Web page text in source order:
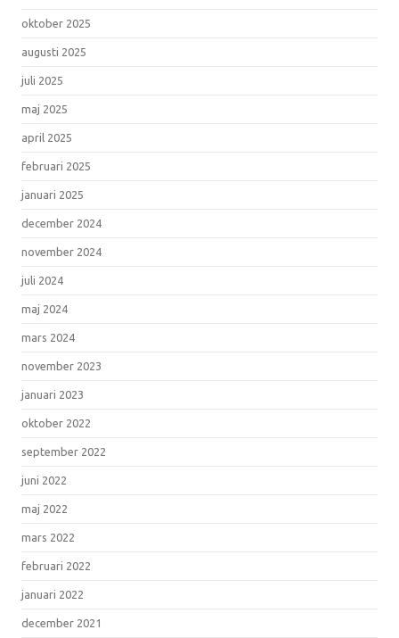
oktober 2025
augusti 2025
juli 2025
maj 2025
april 2025
februari 2025
januari 2025
december 2024
november 2024
juli 2024
maj 2024
mars 2024
november 2023
januari 2023
oktober 2022
september 2022
juni 2022
maj 2022
mars 2022
februari 2022
januari 2022
december 2021